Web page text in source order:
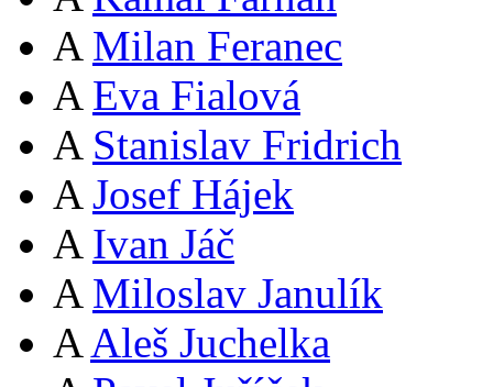
A Milan Feranec
A Eva Fialová
A Stanislav Fridrich
A Josef Hájek
A Ivan Jáč
A Miloslav Janulík
A Aleš Juchelka